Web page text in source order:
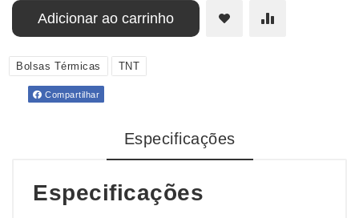
Adicionar ao carrinho
Bolsas Térmicas TNT
Compartilhar
Especificações
Especificações